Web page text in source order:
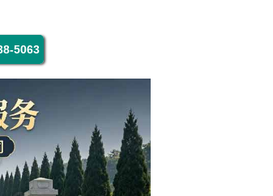
5063